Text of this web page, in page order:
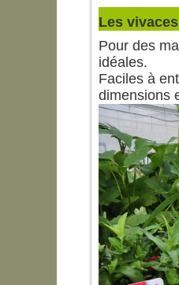
Les
Pour des
idéales.
Faciles à
dimensions